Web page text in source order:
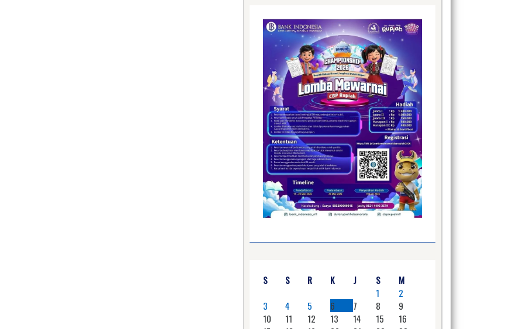
S S R K J S
M
1
2
3
4 5 6 7 8
9
10
11 12 13 14 15
16